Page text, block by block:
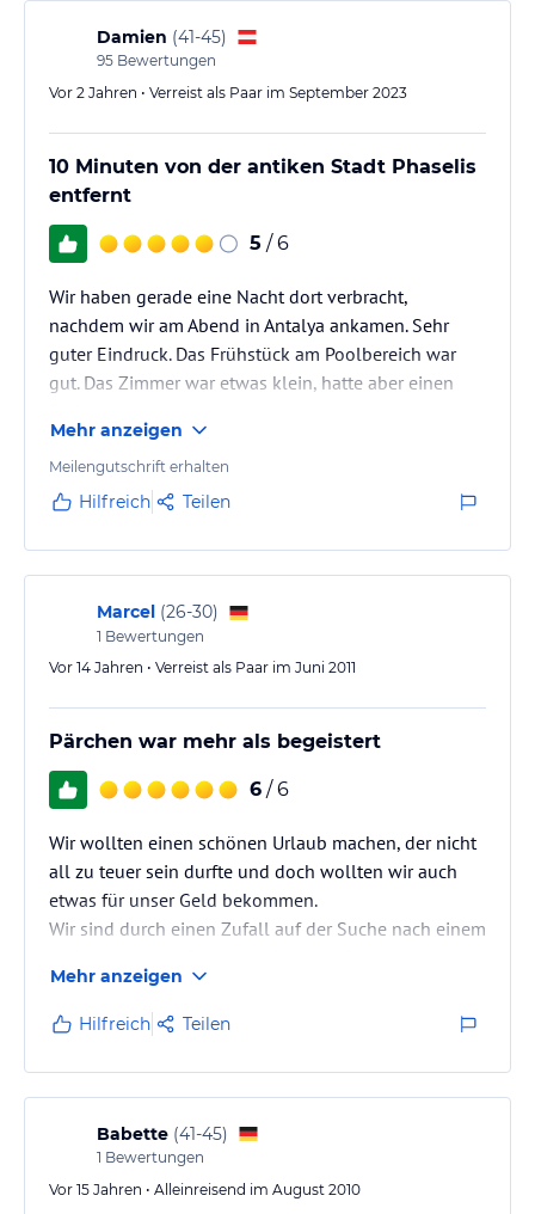
Damien (41-45)
95 Bewertungen
Vor 2 Jahren • Verreist als Paar im September 2023
10 Minuten von der antiken Stadt Phaselis
entfernt
5 / 6
Wir haben gerade eine Nacht dort verbracht,
nachdem wir am Abend in Antalya ankamen. Sehr
guter Eindruck. Das Frühstück am Poolbereich war
gut. Das Zimmer war etwas klein, hatte aber einen
Mehr anzeigen
Meilengutschrift erhalten
Hilfreich Teilen
Marcel (26-30)
1 Bewertungen
Vor 14 Jahren • Verreist als Paar im Juni 2011
Pärchen war mehr als begeistert
6 / 6
Wir wollten einen schönen Urlaub machen, der nicht
all zu teuer sein durfte und doch wollten wir auch
etwas für unser Geld bekommen.
Wir sind durch einen Zufall auf der Suche nach einem
Internetseite www.palma-rosa.de gestoßen und
haben uns gleich gedacht, na komm lass es uns
probieren, es sieht ja auf den Bilden ganz nett aus!
Gesagt, getan und spontan gebucht, auch wenn 2
oder 3 schlechte Bewertungen im Vorfeld zu sehen
waren (aber wo gibt’s die nicht?!).
Als wir…
Mehr anzeigen
Hilfreich Teilen
Babette (41-45)
1 Bewertungen
Vor 15 Jahren • Alleinreisend im August 2010